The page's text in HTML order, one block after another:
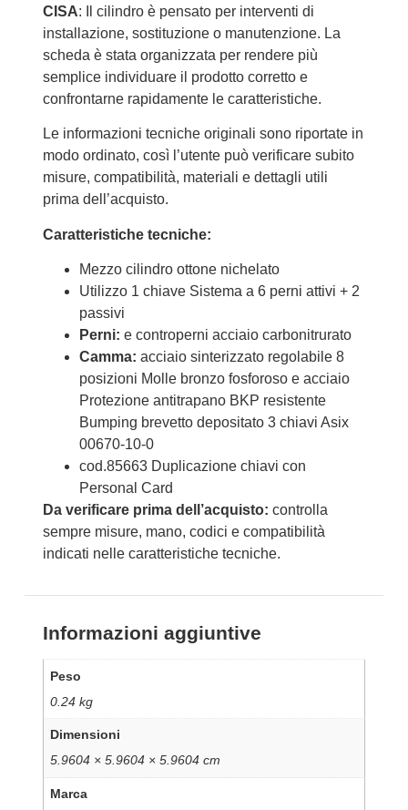
CISA: Il cilindro è pensato per interventi di
installazione, sostituzione o manutenzione. La
scheda è stata organizzata per rendere più
semplice individuare il prodotto corretto e
confrontarne rapidamente le caratteristiche.
Le informazioni tecniche originali sono riportate in
modo ordinato, così l’utente può verificare subito
misure, compatibilità, materiali e dettagli utili
prima dell’acquisto.
Caratteristiche tecniche:
Mezzo cilindro ottone nichelato
Utilizzo 1 chiave Sistema a 6 perni attivi + 2
passivi
Perni: e controperni acciaio carbonitrurato
Camma: acciaio sinterizzato regolabile 8
posizioni Molle bronzo fosforoso e acciaio
Protezione antitrapano BKP resistente
Bumping brevetto depositato 3 chiavi Asix
00670-10-0
cod.85663 Duplicazione chiavi con
Personal Card
Da verificare prima dell’acquisto: controlla
sempre misure, mano, codici e compatibilità
indicati nelle caratteristiche tecniche.
Informazioni aggiuntive
Peso
0.24 kg
Dimensioni
5.9604 × 5.9604 × 5.9604 cm
Marca